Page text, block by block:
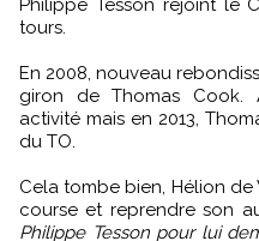
tours.
En 2008, nouveau
giron de Thomas Cook.
activité mais en 2013,
du TO.
Cela tombe bien, Hélion
course et reprendre son
Philippe Tesson pour lui